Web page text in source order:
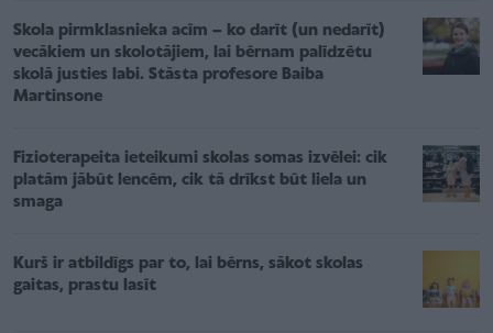
Skola pirmklasnieka acīm – ko darīt (un nedarīt)
vecākiem un skolotājiem, lai bērnam palīdzētu
skolā justies labi. Stāsta profesore Baiba
Martinsone
Fizioterapeita ieteikumi skolas somas izvēlei: cik
platām jābūt lencēm, cik tā drīkst būt liela un
smaga
Kurš ir atbildīgs par to, lai bērns, sākot skolas
gaitas, prastu lasīt